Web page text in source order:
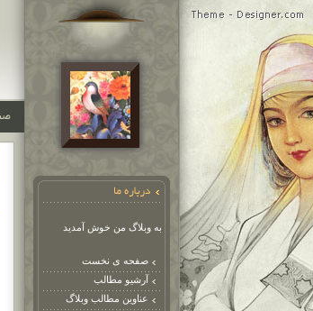
به وبلاگ من خوش آمدید
صفحه ی نخست
آرشیو مطالب
عناوین مطالب وبلاگ